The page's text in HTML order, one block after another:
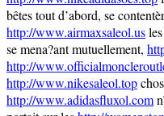
bêtes tout d’abord, se
http://www.airmaxsaleol.usles
se mena?ant mutuellement,
http://
http://www.nikesaleol.top
http://www.adidasfluxol.com